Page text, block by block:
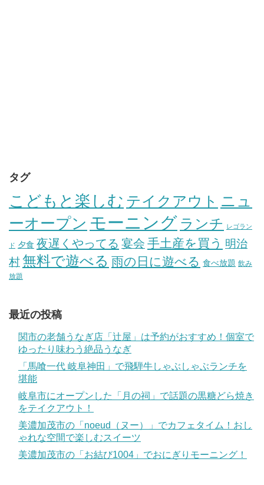
タグ
こどもと楽しむ テイクアウト ニュ
ーオープン モーニング ランチ レゴラン
ド 夕食 夜遅くやってる 宴会 手土産を買う 明治
村無料で遊べる 雨の日に遊べる 食べ放題 飲み
放題
最近の投稿
関市の老舗うなぎ店「辻屋」は予約がおすすめ！個室で
ゆったり味わう絶品うなぎ
「馬喰一代 岐阜神田」で飛騨牛しゃぶしゃぶランチを
堪能
岐阜市にオープンした「月の祠」で話題の黒糖どら焼き
をテイクアウト！
美濃加茂市の「noeud（ヌー）」でカフェタイム！おし
ゃれな空間で楽しむスイーツ
美濃加茂市の「お結び1004」でおにぎりモーニング！